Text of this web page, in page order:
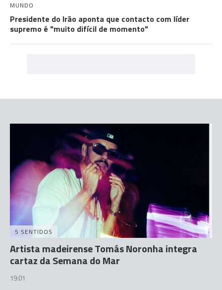
MUNDO
Presidente do Irão aponta que contacto com líder
supremo é "muito difícil de momento"
5 SENTIDOS
Artista madeirense Tomás Noronha integra
cartaz da Semana do Mar
19:01